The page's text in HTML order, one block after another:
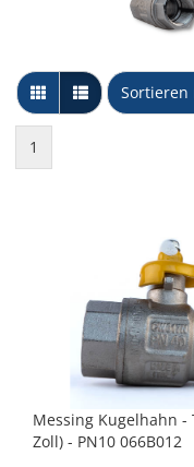
Sortieren
Sortieren
1
Messing Kugelhahn -
Zoll) - PN10 066B012